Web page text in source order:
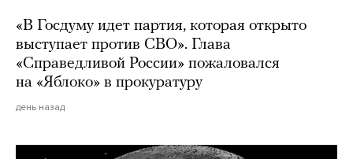
«В Госдуму идет партия, которая открыто
выступает против СВО». Глава
«Справедливой России» пожаловался
на «Яблоко» в прокуратуру
день назад